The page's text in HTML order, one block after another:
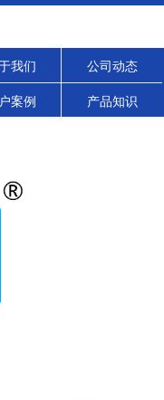
我们 公司动态
案例 产品知识